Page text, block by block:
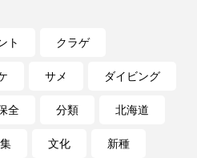
とまち水族館
撮影 文化
海生物
ト クラゲ
サメ ダイビング
全 分類 北海道
文化 新種